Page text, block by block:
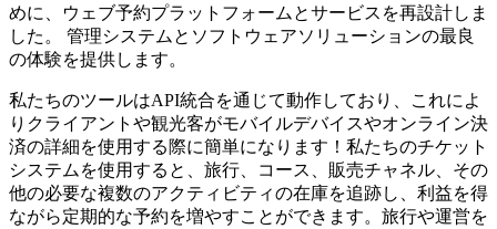
めに、ウェブ予約プラットフォームとサービスを再設計しま
した。
管理システムとソフトウェアソリューションの最良
の体験を提供します。
私たちのツールはAPI統合を通じて動作しており、これによ
りクライアントや観光客がモバイルデバイスやオンライン決
済の詳細を使用する際に簡単になります！私たちのチケット
システムを使用すると、旅行、コース、販売チャネル、その
他の必要な複数のアクティビティの在庫を追跡し、利益を得
ながら定期的な予約を増やすことができます。旅行や運営を